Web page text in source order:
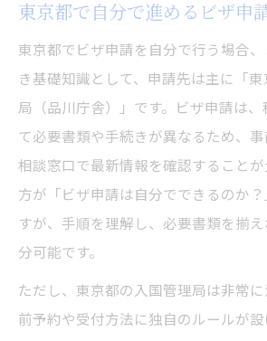
東京都で自分で進めるビザ申
東京都でビザ申請を自分で行う場合
き基礎知識として、申請先は主に「
局（品川庁舎）」です。ビザ申請は
て必要書類や手続きが異なるため、
相談窓口で最新情報を確認すること
方が「ビザ申請は自分でできるのか
すが、手順を理解し、必要書類を揃
分可能です。
ただし、東京都の入国管理局は非常
前予約や受付方法に独自のルールが